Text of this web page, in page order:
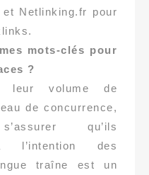
et Netlinking.fr pour
mots-clés pour
?
leur volume de
de concurrence,
qu’ils
l’intention des
traîne est un